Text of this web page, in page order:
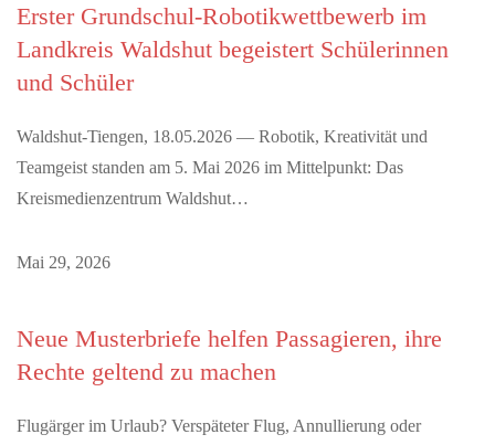
Erster Grundschul-Robotikwettbewerb im
Landkreis Waldshut begeistert Schülerinnen
und Schüler
Waldshut-Tiengen, 18.05.2026 — Robotik, Kreativität und
Teamgeist standen am 5. Mai 2026 im Mittelpunkt: Das
Kreismedienzentrum Waldshut…
Mai 29, 2026
Neue Musterbriefe helfen Passagieren, ihre
Rechte geltend zu machen
Flugärger im Urlaub? Verspäteter Flug, Annullierung oder